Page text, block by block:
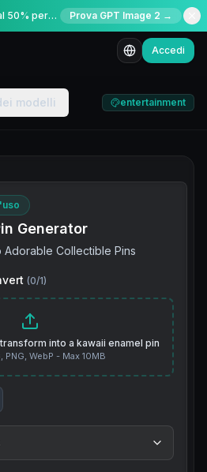
Nuovo modello: crediti al 50% per un periodo limitato Prova GPT Image 2 →
Accedi
modelli entertainment
Generator
Adorable Collectible Pins
(0/1)
into a kawaii enamel pin
PNG, WebP - Max 10MB